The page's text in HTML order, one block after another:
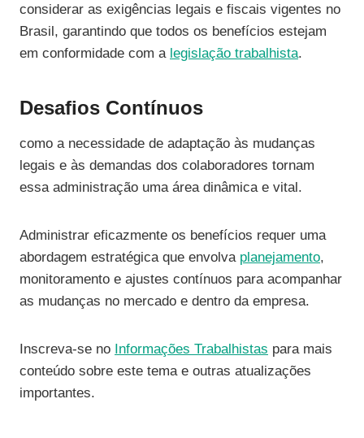
considerar as exigências legais e fiscais vigentes no
Brasil, garantindo que todos os benefícios estejam
em conformidade com a legislação trabalhista.
Desafios Contínuos
como a necessidade de adaptação às mudanças
legais e às demandas dos colaboradores tornam
essa administração uma área dinâmica e vital.
Administrar eficazmente os benefícios requer uma
abordagem estratégica que envolva planejamento,
monitoramento e ajustes contínuos para acompanhar
as mudanças no mercado e dentro da empresa.
Inscreva-se no Informações Trabalhistas para mais
conteúdo sobre este tema e outras atualizações
importantes.